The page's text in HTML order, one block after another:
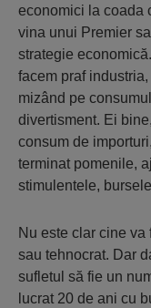
economici la coada
vina unui Premier
strategie
facem praf
mizând pe
divertisment. Ei
consum de
terminat pomenile,
stimulentele,
Nu este clar cine
sau tehnocrat. Dar
sufletul să fie un
lucrat 20 de ani cu